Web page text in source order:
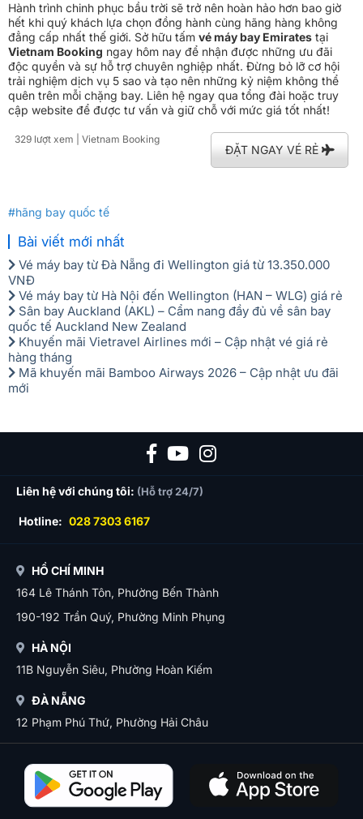
Hành trình chinh phục bầu trời sẽ trở nên hoàn hảo hơn bao giờ
hết khi quý khách lựa chọn đồng hành cùng hãng hàng không
đẳng cấp nhất thế giới. Sở hữu tấm vé máy bay Emirates tại
Vietnam Booking ngay hôm nay để nhận được những ưu đãi
độc quyền và sự hỗ trợ chuyên nghiệp nhất. Đừng bỏ lỡ cơ hội
trải nghiệm dịch vụ 5 sao và tạo nên những kỷ niệm không thể
quên trên mỗi chặng bay. Liên hệ ngay qua tổng đài hoặc truy
cập website để được tư vấn và giữ chỗ với mức giá tốt nhất!
329 lượt xem | Vietnam Booking
ĐẶT NGAY VÉ RẺ
#hãng bay quốc tế
Bài viết mới nhất
Vé máy bay từ Đà Nẵng đi Wellington giá từ 13.350.000
VNĐ
Vé máy bay từ Hà Nội đến Wellington (HAN – WLG) giá rẻ
Sân bay Auckland (AKL) – Cẩm nang đầy đủ về sân bay
quốc tế Auckland New Zealand
Khuyến mãi Vietravel Airlines mới – Cập nhật vé giá rẻ
hàng tháng
Mã khuyến mãi Bamboo Airways 2026 – Cập nhật ưu đãi
mới
Liên hệ với chúng tôi: (Hỗ trợ 24/7)
Hotline: 028 7303 6167
HỒ CHÍ MINH
164 Lê Thánh Tôn, Phường Bến Thành
190-192 Trần Quý, Phường Minh Phụng
HÀ NỘI
11B Nguyễn Siêu, Phường Hoàn Kiếm
ĐÀ NẴNG
12 Phạm Phú Thứ, Phường Hải Châu